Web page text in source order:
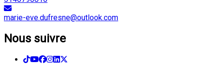
5146790810
marie-eve.dufresne@outlook.com
Nous suivre